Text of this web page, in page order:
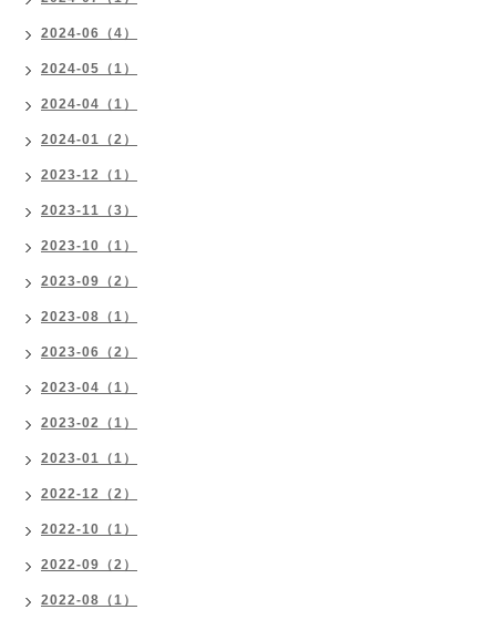
2024-06（4）
2024-05（1）
2024-04（1）
2024-01（2）
2023-12（1）
2023-11（3）
2023-10（1）
2023-09（2）
2023-08（1）
2023-06（2）
2023-04（1）
2023-02（1）
2023-01（1）
2022-12（2）
2022-10（1）
2022-09（2）
2022-08（1）